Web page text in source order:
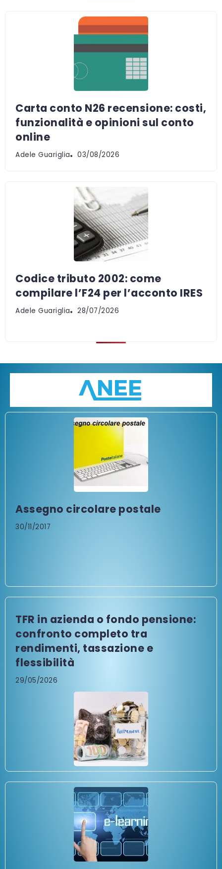
Carta conto N26 recensione: costi,
funzionalità e opinioni sul conto
online
Adele Guariglia 03/08/2026
Codice tributo 2002: come
compilare l’F24 per l’acconto IRES
Adele Guariglia 28/07/2026
Assegno circolare postale
30/11/2017
TFR in azienda o fondo pensione:
confronto completo tra
rendimenti, tassazione e
flessibilità
29/05/2026